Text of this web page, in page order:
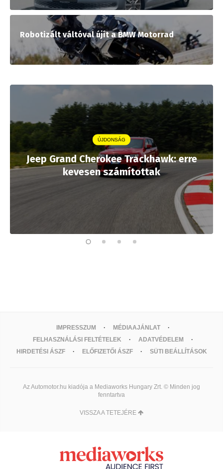
Robotizált váltóval újít a BMW Motorrad
ÚJDONSÁG
Jeep Grand Cherokee Trackhawk: erre
kevesen számítottak
IMPRESSZUM
MÉDIAAJÁNLAT
FELHASZNÁLÁSI FELTÉTELEK
ADATVÉDELEM
HIRDETÉSI ÁSZF
ELŐFIZETŐI ÁSZF SÜTI BEÁLLÍTÁSOK
Az Automotor.hu kiadója a Mediaworks Hungary Zrt. © Minden jog
fenntartva
VISSZA A TETEJÉRE